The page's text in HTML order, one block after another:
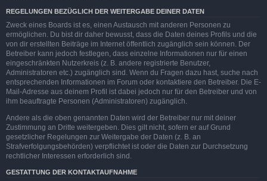
REGELUNGEN BEZÜGLICH DER WEITERGABE DEINER DATEN
Zweck eines Boards ist es, einen Austausch mit anderen Personen zu
ermöglichen. Du bist dir daher bewusst, dass die Daten deines Profils und die
von dir erstellten Beiträge im Internet öffentlich zugänglich sein können. Der
Betreiber kann jedoch festlegen, dass einzelne Informationen nur für einen
eingeschränkten Nutzerkreis (z. B. andere registrierte Benutzer,
Administratoren etc.) zugänglich sind. Wenn du Fragen dazu hast, suche nach
entsprechenden Informationen im Forum oder kontaktiere den Betreiber. Die E-
Mail-Adresse aus deinem Profil ist dabei jedoch nur für den Betreiber und von
ihm beauftragte Personen (Administratoren) zugänglich.
Andere als die oben genannten Daten wird der Betreiber nur mit deiner
Zustimmung an Dritte weitergeben. Dies gilt nicht, sofern er auf Grund
gesetzlicher Regelungen zur Weitergabe der Daten (z. B. an
Strafverfolgungsbehörden) verpflichtet ist oder die Daten zur Durchsetzung
rechtlicher Interessen erforderlich sind.
GESTATTUNG DER KONTAKTAUFNAHME